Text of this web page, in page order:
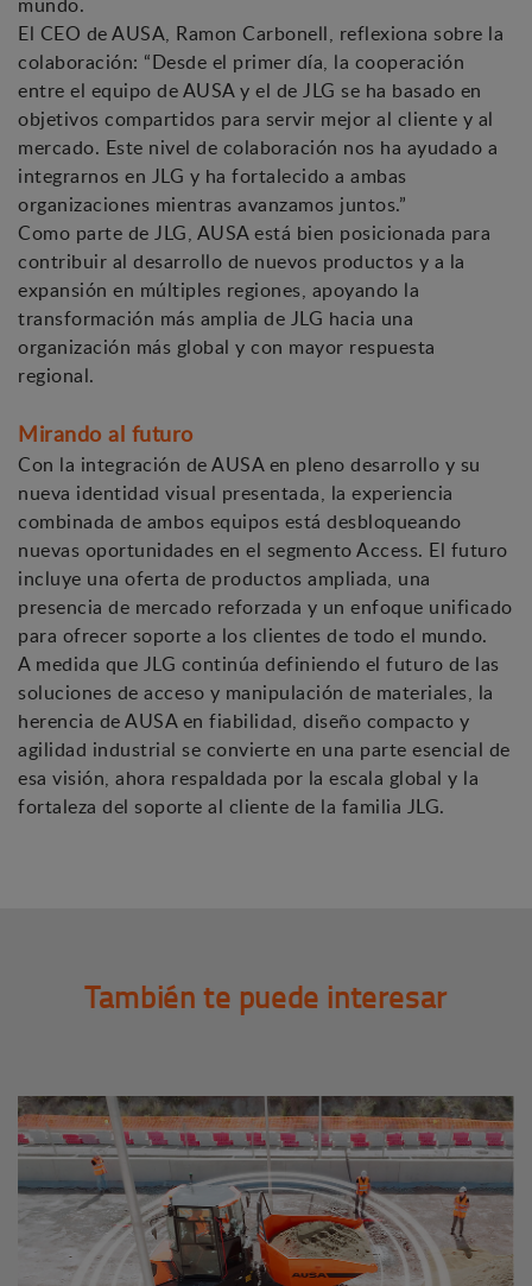
El CEO de AUSA, Ramon Carbonell, reflexiona sobre la
colaboración: “Desde el primer día, la cooperación
entre el equipo de AUSA y el de JLG se ha basado en
objetivos compartidos para servir mejor al cliente y al
mercado. Este nivel de colaboración nos ha ayudado a
integrarnos en JLG y ha fortalecido a ambas
organizaciones mientras avanzamos juntos.”
Como parte de JLG, AUSA está bien posicionada para
contribuir al desarrollo de nuevos productos y a la
expansión en múltiples regiones, apoyando la
transformación más amplia de JLG hacia una
organización más global y con mayor respuesta
regional.
Mirando al futuro
Con la integración de AUSA en pleno desarrollo y su
nueva identidad visual presentada, la experiencia
combinada de ambos equipos está desbloqueando
nuevas oportunidades en el segmento Access. El futuro
incluye una oferta de productos ampliada, una
presencia de mercado reforzada y un enfoque unificado
para ofrecer soporte a los clientes de todo el mundo.
A medida que JLG continúa definiendo el futuro de las
soluciones de acceso y manipulación de materiales, la
herencia de AUSA en fiabilidad, diseño compacto y
agilidad industrial se convierte en una parte esencial de
esa visión, ahora respaldada por la escala global y la
fortaleza del soporte al cliente de la familia JLG.
También te puede interesar